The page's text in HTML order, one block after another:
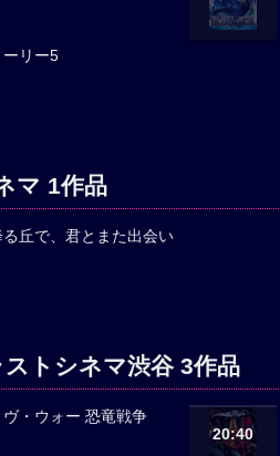
ーリー5
マ 1作品
丘で、君とまた出会い
トシネマ渋谷 3作品
・ウォー 恐竜戦争
20:40